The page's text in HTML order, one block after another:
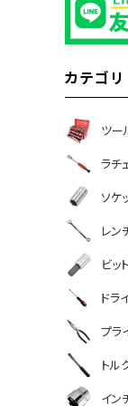
カテゴリ
ツー
ラチ
ソケ
レン
ビッ
ドラ
プラ
トル
イン
facebook
line